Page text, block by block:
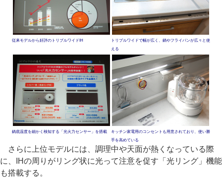
従来モデルから好評のトリプルワイドIH
トリプルワイドで幅が広く、鍋やフライパンが広々と使
える
鍋底温度を細かく検知する「光火力センサー」を搭載
キッチン家電用のコンセントも用意されており、使い勝
手を高めている
さらに上位モデルには、調理中や天面が熱くなっている際
に、IHの周りがリング状に光って注意を促す「光リング」機能
も搭載する。